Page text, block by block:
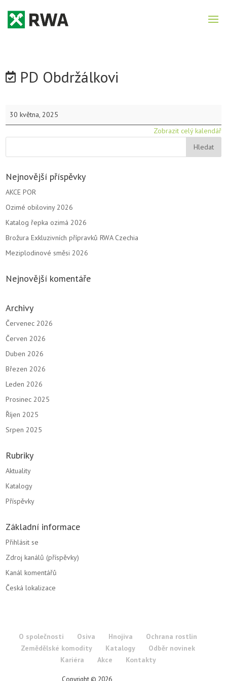
PD Obdržálkovi
PD
30 května, 2025
Zobrazit celý kalendář
Nejnovější příspěvky
AKCE POR
Ozimé obiloviny 2026
Katalog řepka ozimá 2026
Brožura Exkluzivních přípravků RWA Czechia
Meziplodinové směsi 2026
Nejnovější komentáře
Archivy
Červenec 2026
Červen 2026
Duben 2026
Březen 2026
Leden 2026
Prosinec 2025
Říjen 2025
Srpen 2025
Rubriky
Aktuality
Katalogy
Příspěvky
Základní informace
Přihlásit se
Zdroj kanálů (příspěvky)
Kanál komentářů
Česká lokalizace
O společnosti Osiva Hnojiva
Ochrana rostlin
Zemědělské komodity
Katalogy
Odběr novinek
Kariéra
Akce Kontakty
Copyright © 2026